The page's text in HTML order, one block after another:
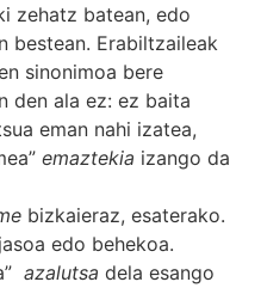
zehatz batean, edo
bestean. Erabiltzaileak
sinonimoa bere
den ala ez: ez baita
eman nahi izatea,
emaztekia izango da
bizkaieraz, esaterako.
edo behekoa.
azalutsa dela esango